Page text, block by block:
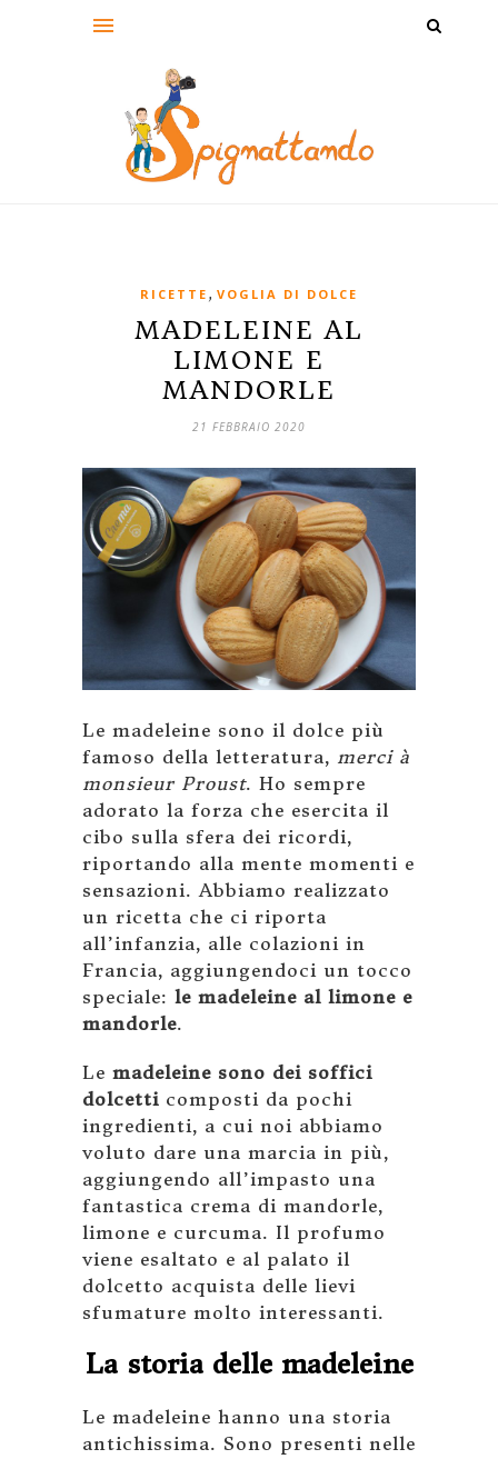
RICETTE , VOGLIA DI DOLCE
MADELEINE AL
LIMONE E
MANDORLE
21 FEBBRAIO 2020
Le madeleine sono il dolce più
famoso della letteratura, merci à
monsieur Proust. Ho sempre
adorato la forza che esercita il
cibo sulla sfera dei ricordi,
riportando alla mente momenti e
sensazioni. Abbiamo realizzato
un ricetta che ci riporta
all’infanzia, alle colazioni in
Francia, aggiungendoci un tocco
speciale: le madeleine al limone e
mandorle.
Le madeleine sono dei soffici
dolcetti composti da pochi
ingredienti, a cui noi abbiamo
voluto dare una marcia in più,
aggiungendo all’impasto una
fantastica crema di mandorle,
limone e curcuma. Il profumo
viene esaltato e al palato il
dolcetto acquista delle lievi
sfumature molto interessanti.
La storia delle madeleine
Le madeleine hanno una storia
antichissima. Sono presenti nelle